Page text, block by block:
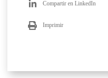
Compartir en LinkedIn
Imprimir